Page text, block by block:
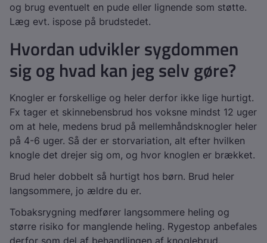
og brug eventuelt en pude eller lignende som støtte.
Læg evt. ispose på brudstedet.
Hvordan udvikler sygdommen
sig og hvad kan jeg selv gøre?
Knogler er forskellige og heler derfor ikke lige hurtigt.
Fx tager et skinnebensbrud hos voksne mindst 12 uger
om at hele, medens brud på mellemhåndsknogler heler
på 4-6 uger. Så der er storvariation, alt efter hvilken
knogle det drejer sig om, og hvor knoglen er brækket.
Brud heler dobbelt så hurtigt hos børn. Brud heler
langsommere, jo ældre du er.
Tobaksrygning medfører langsommere heling og
større risiko for manglende heling. Rygestop anbefales